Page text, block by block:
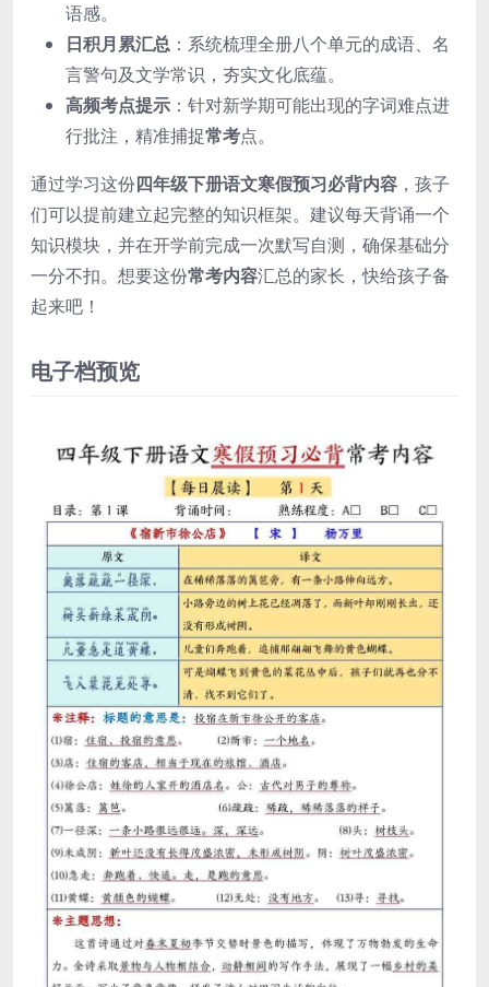
语感。
日积月累汇总 ：系统梳理全册八个单元的成语、名
言警句及文学常识，夯实文化底蕴。
高频考点提示 ：针对新学期可能出现的字词难点进
行批注，精准捕捉常考点。
通过学习这份四年级下册语文寒假预习必背内容 ，孩子
们可以提前建立起完整的知识框架。建议每天背诵一个
知识模块，并在开学前完成一次默写自测，确保基础分
一分不扣。想要这份常考内容汇总的家长，快给孩子备
起来吧！
电子档预览